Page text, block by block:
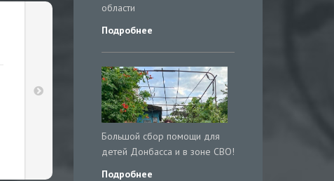
области
Подробнее
Большой сбор помощи для
детей Донбасса и в зоне СВО!
Подробнее